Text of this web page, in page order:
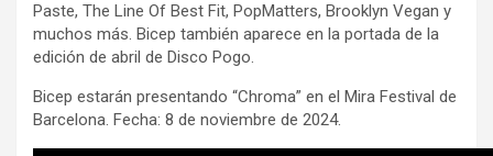
Paste, The Line Of Best Fit, PopMatters, Brooklyn Vegan y
muchos más. Bicep también aparece en la portada de la
edición de abril de Disco Pogo.
Bicep estarán presentando “Chroma” en el Mira Festival de
Barcelona. Fecha: 8 de noviembre de 2024.